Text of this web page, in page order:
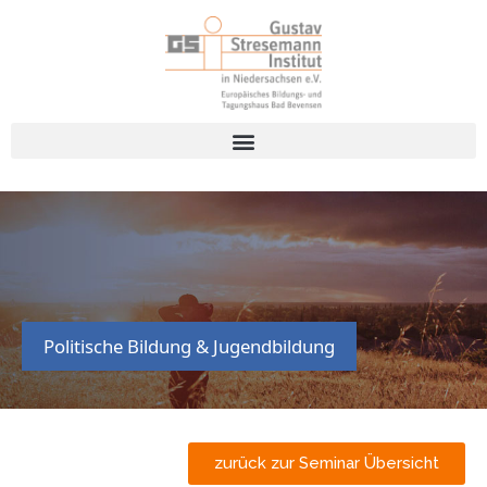
Politische Bildung & Jugendbildung
zurück zur Seminar Übersicht